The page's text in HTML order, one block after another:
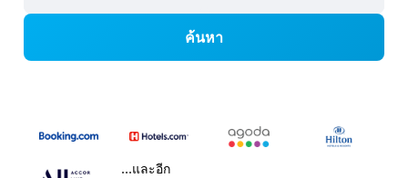
ค้นหา
...และอีก